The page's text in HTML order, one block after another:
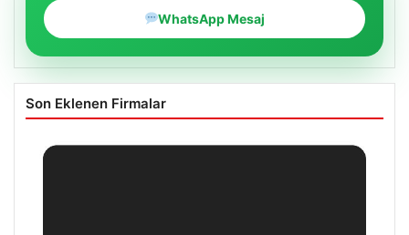
WhatsApp Mesaj
Son Eklenen Firmalar